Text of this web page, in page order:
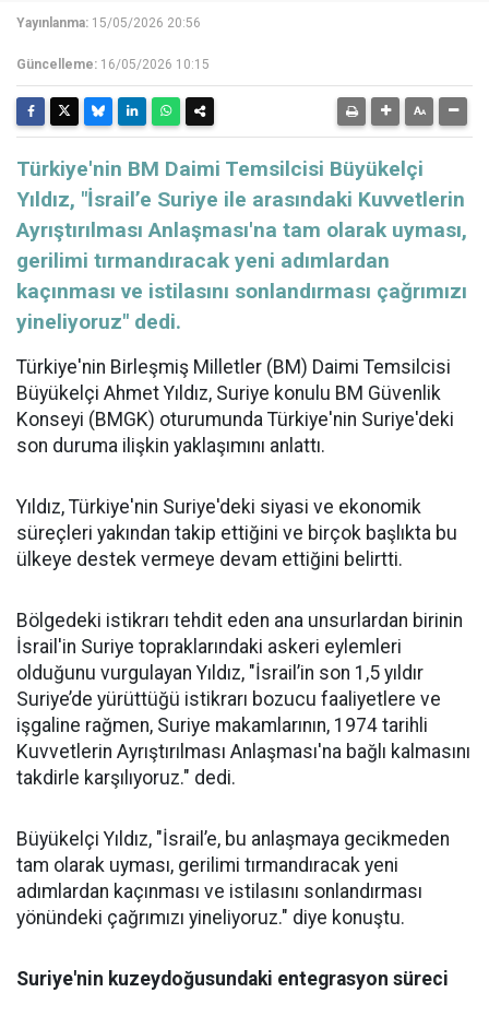
Yayınlanma: 15/05/2026 20:56
Güncelleme: 16/05/2026 10:15
Türkiye'nin BM Daimi Temsilcisi Büyükelçi
Yıldız, "İsrail’e Suriye ile arasındaki Kuvvetlerin
Ayrıştırılması Anlaşması'na tam olarak uyması,
gerilimi tırmandıracak yeni adımlardan
kaçınması ve istilasını sonlandırması çağrımızı
yineliyoruz" dedi.
Türkiye'nin Birleşmiş Milletler (BM) Daimi Temsilcisi
Büyükelçi Ahmet Yıldız, Suriye konulu BM Güvenlik
Konseyi (BMGK) oturumunda Türkiye'nin Suriye'deki
son duruma ilişkin yaklaşımını anlattı.
Yıldız, Türkiye'nin Suriye'deki siyasi ve ekonomik
süreçleri yakından takip ettiğini ve birçok başlıkta bu
ülkeye destek vermeye devam ettiğini belirtti.
Bölgedeki istikrarı tehdit eden ana unsurlardan birinin
İsrail'in Suriye topraklarındaki askeri eylemleri
olduğunu vurgulayan Yıldız, "İsrail’in son 1,5 yıldır
Suriye’de yürüttüğü istikrarı bozucu faaliyetlere ve
işgaline rağmen, Suriye makamlarının, 1974 tarihli
Kuvvetlerin Ayrıştırılması Anlaşması'na bağlı kalmasını
takdirle karşılıyoruz." dedi.
Büyükelçi Yıldız, "İsrail’e, bu anlaşmaya gecikmeden
tam olarak uyması, gerilimi tırmandıracak yeni
adımlardan kaçınması ve istilasını sonlandırması
yönündeki çağrımızı yineliyoruz." diye konuştu.
Suriye'nin kuzeydoğusundaki entegrasyon süreci